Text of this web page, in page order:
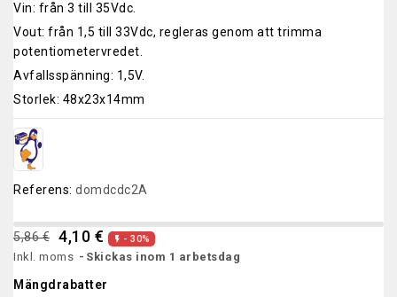
Vin: från 3 till 35Vdc.
Vout: från 1,5 till 33Vdc, regleras genom att trimma
potentiometervredet.
Avfallsspänning: 1,5V.
Storlek: 48x23x14mm
Referens: domdcdc2A
5,86 € 4,10 €  - 30%
Inkl. moms Skickas inom 1 arbetsdag
Mängdrabatter